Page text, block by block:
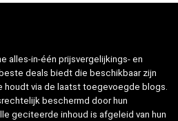
alles-in-één prijsvergelijkings- en
deals biedt die beschikbaar zijn
houdt via de laatst toegevoegde blogs.
beschermd door hun
geciteerde inhoud is afgeleid van hun